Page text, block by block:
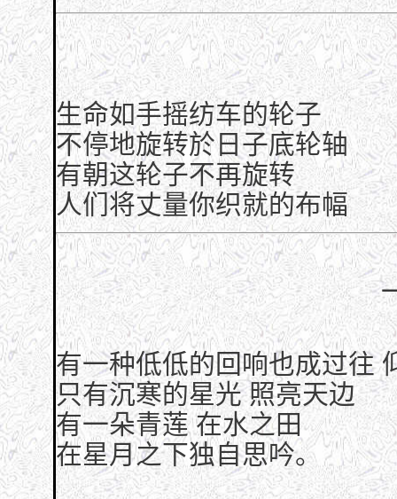
生命如手摇纺车的轮子
不停地旋转於日子底轮轴
有朝这轮子不再旋转
人们将丈量你织就的布幅
有一种低低的回响也成过往
只有沉寒的星光 照亮天边
有一朵青莲 在水之田
在星月之下独自思吟。